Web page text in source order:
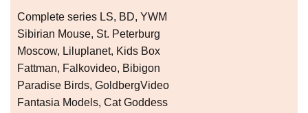
Complete series LS, BD, YWM
Sibirian Mouse, St. Peterburg
Moscow, Liluplanet, Kids Box
Fattman, Falkovideo, Bibigon
Paradise Birds, GoldbergVideo
Fantasia Models, Cat Goddess